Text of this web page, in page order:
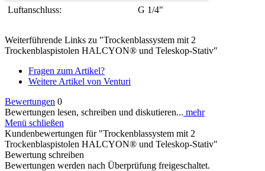
Luftanschluss:
G 1/4"
Weiterführende Links zu "Trockenblassystem mit 2
Trockenblaspistolen HALCYON® und Teleskop-Stativ"
Fragen zum Artikel?
Weitere Artikel von Venturi
Bewertungen 0
Bewertungen lesen, schreiben und diskutieren... mehr
Menü schließen
Kundenbewertungen für "Trockenblassystem mit 2
Trockenblaspistolen HALCYON® und Teleskop-Stativ"
Bewertung schreiben
Bewertungen werden nach Überprüfung freigeschaltet.